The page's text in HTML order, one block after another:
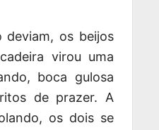
deviam, os beijos
virou uma
boca gulosa
de prazer. A
os dois se